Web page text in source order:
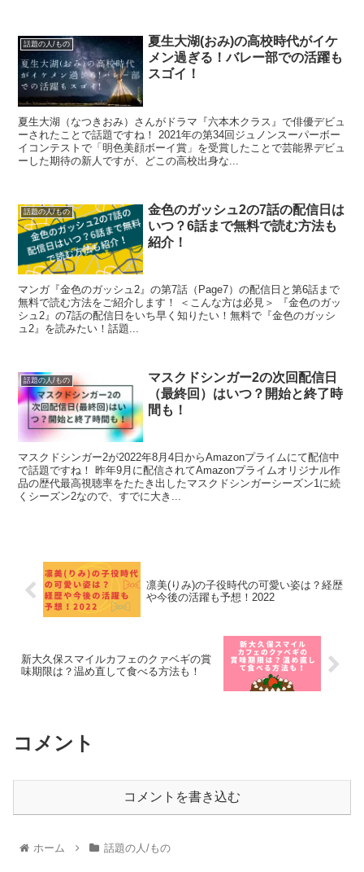
話題の人/もの
夏生大湖(おみ)の高校時代がイケ
メン過ぎる！バレー部での活躍も
スゴイ！
夏生大湖（なつきおみ）さんがドラマ『六本木クラス』で俳優デビュ
ーされたことで話題ですね！ 2021年の第34回ジュノンスーパーボー
イコンテストで「明色美顔ボーイ賞」を受賞したことで芸能界デビュ
ーした期待の新人ですが、どこの高校出身な...
話題の人/もの
金色のガッシュ2の7話の配信日は
いつ？6話まで無料で読む方法も
紹介！
マンガ『金色のガッシュ2』の第7話（Page7）の配信日と第6話まで
無料で読む方法をご紹介します！ ＜こんな方は必見＞ 『金色のガッ
シュ2』の7話の配信日をいち早く知りたい！無料で『金色のガッシ
ュ2』を読みたい！話題...
話題の人/もの
マスクドシンガー2の次回配信日
（最終回）はいつ？開始と終了時
間も！
マスクドシンガー2が2022年8月4日からAmazonプライムにて配信中
で話題ですね！ 昨年9月に配信されてAmazonプライムオリジナル作
品の歴代最高視聴率をたたき出したマスクドシンガーシーズン1に続
くシーズン2なので、すでに大き...
凛美(りみ)の子役時代の可愛い姿は？経歴
や今後の活躍も予想！2022
新大久保スマイルカフェのクァベギの賞
味期限は？温め直して食べる方法も！
コメント
コメントを書き込む
ホーム 話題の人/もの